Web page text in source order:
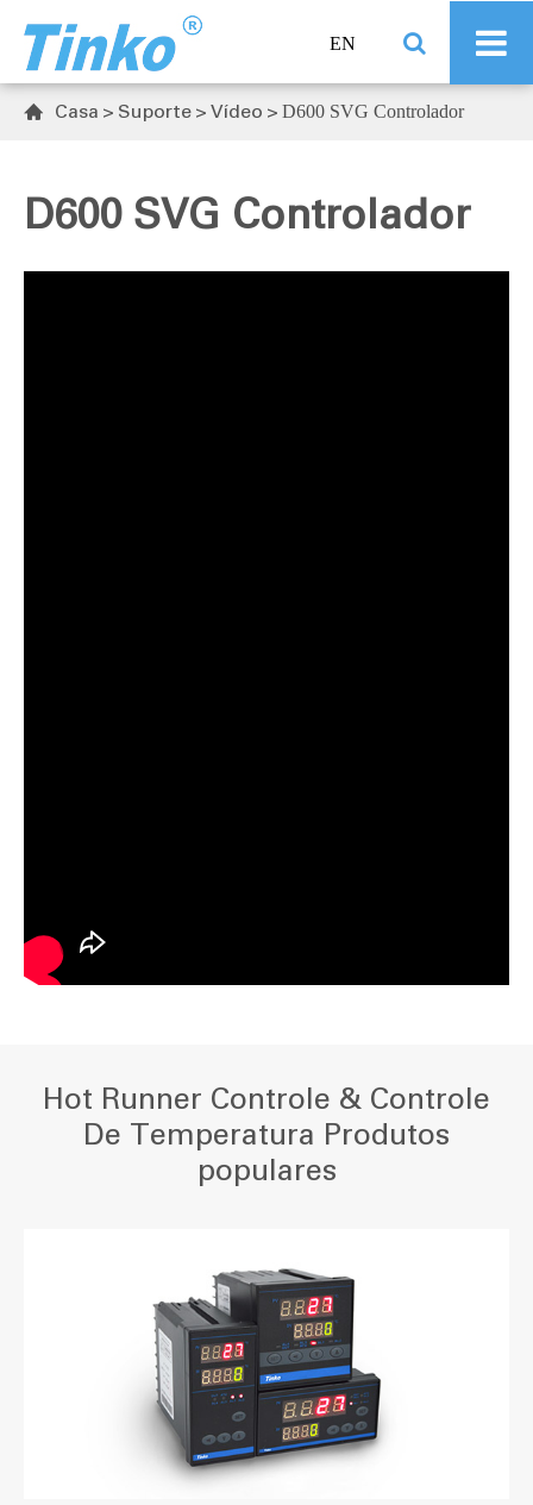
EN
 Casa Suporte Vídeo D600 SVG Controlador
D600 SVG Controlador
Hot Runner Controle & Controle
De Temperatura Produtos
populares